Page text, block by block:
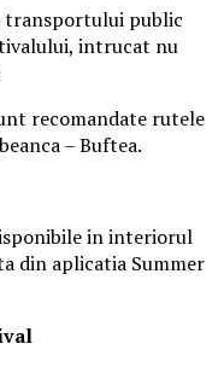
transportului public
intrucat nu
recomandate rutele
– Buftea.
in interiorul
din aplicatia Summer